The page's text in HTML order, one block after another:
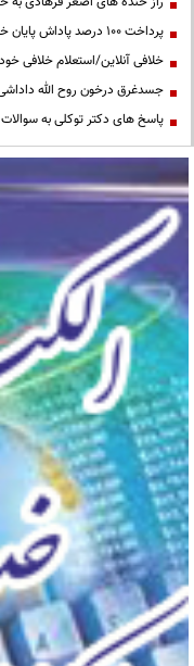
پرداخت ۱۰۰ درصد پاداش پایان خدمت فرهنگیان
خلافی آنلاین/استعلام خلافی
جسدغرق درخون روح الله
پاسخ های دکتر توکلی به